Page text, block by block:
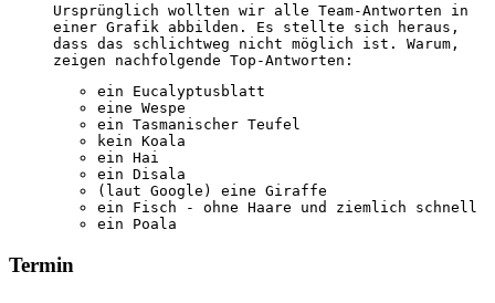
Ursprünglich wollten wir alle Team-Antworten in
einer Grafik abbilden. Es stellte sich heraus,
dass das schlichtweg nicht möglich ist. Warum,
zeigen nachfolgende Top-Antworten:
ein Eucalyptusblatt
eine Wespe
ein Tasmanischer Teufel
kein Koala
ein Hai
ein Disala
(laut Google) eine Giraffe
ein Fisch - ohne Haare und ziemlich schnell
ein Poala
Termin